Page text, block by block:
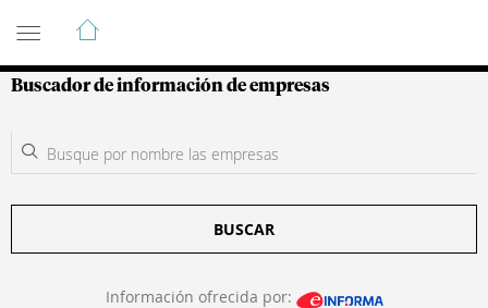
Guía de Empresas Colombianas
Buscador de información de empresas
BUSCAR
Información ofrecida por: